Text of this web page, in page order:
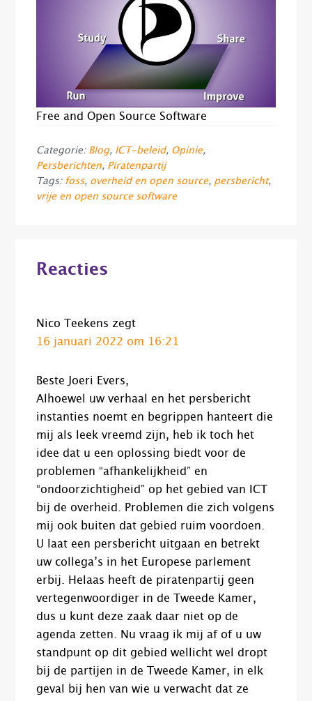
Free and Open Source Software
Categorie: Blog, ICT-beleid, Opinie,
Persberichten, Piratenpartij
Tags: foss, overheid en open source, persbericht,
vrije en open source software
Interacties
Reacties
Nico Teekens zegt
16 januari 2022 om 16:21
Beste Joeri Evers,
Alhoewel uw verhaal en het persbericht
instanties noemt en begrippen hanteert die
mij als leek vreemd zijn, heb ik toch het
idee dat u een oplossing biedt voor de
problemen “afhankelijkheid” en
“ondoorzichtigheid” op het gebied van ICT
bij de overheid. Problemen die zich volgens
mij ook buiten dat gebied ruim voordoen.
U laat een persbericht uitgaan en betrekt
uw collega’s in het Europese parlement
erbij. Helaas heeft de piratenpartij geen
vertegenwoordiger in de Tweede Kamer,
dus u kunt deze zaak daar niet op de
agenda zetten. Nu vraag ik mij af of u uw
standpunt op dit gebied wellicht wel dropt
bij de partijen in de Tweede Kamer, in elk
geval bij hen van wie u verwacht dat ze